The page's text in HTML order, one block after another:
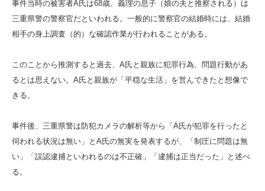
事件当時の被害者A氏は68歳、義理の息子（娘の夫と推察される）は
三重県警の警察官だといわれる。一般的に警察官の結婚時には、結婚
相手の身上調査（的）な確認作業が行われることがある。
このことから推測すると過去、A氏と親族に犯罪行為、問題行動があ
るとは思えない。A氏と親族が「平穏な生活」を営んできたと想像で
きる。
事件後、三重県警は防犯カメラの解析等から「A氏が犯罪を行ったと
伺われる状況は無い」とA氏の無実を発表するが、「制圧に問題は無
い」「誤認逮捕といわれるのは不正確」「逮捕は正当だった」と述べ
る。